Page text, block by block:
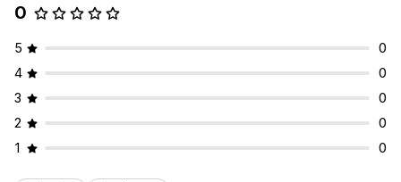
0
5
0
4
0
3
0
2
0
1
0